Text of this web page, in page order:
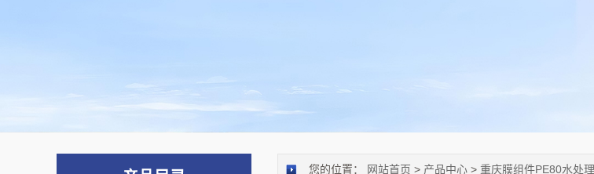
您的位置： 网站首页 > 产品中心 > 重庆膜组件PE80水处理